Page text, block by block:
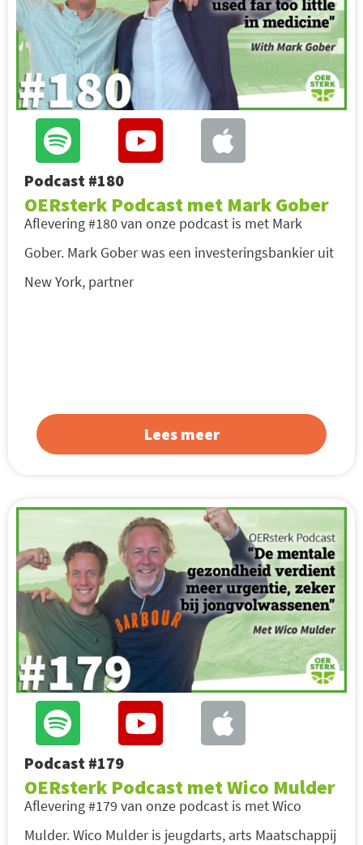
Podcast #180
OERsterk Podcast met Mark Gober
Aflevering #180 van onze podcast is met Mark
Gober. Mark Gober was een investeringsbankier uit
New York, partner
Lees meer
Podcast #179
OERsterk Podcast met Wico Mulder
Aflevering #179 van onze podcast is met Wico
Mulder. Wico Mulder is jeugdarts, arts Maatschappij